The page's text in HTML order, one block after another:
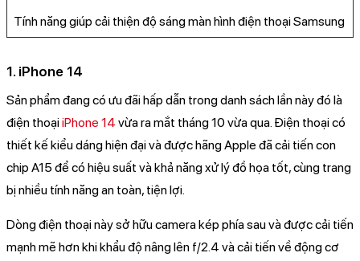
Tính năng giúp cải thiện độ sáng màn hình điện thoại Samsung
1. iPhone 14
Sản phẩm đang có ưu đãi hấp dẫn trong danh sách lần này đó là
điện thoạiiPhone 14 vừa ra mắt tháng 10 vừa qua. Điện thoại có
thiết kế kiểu dáng hiện đại và được hãng Apple đã cải tiến con
chip A15 để có hiệu suất và khả năng xử lý đồ họa tốt, cùng trang
bị nhiều tính năng an toàn, tiện lợi.
Dòng điện thoại này sở hữu camera kép phía sau và được cải tiến
mạnh mẽ hơn khi khẩu độ nâng lên f/2.4 và cải tiến về động cơ